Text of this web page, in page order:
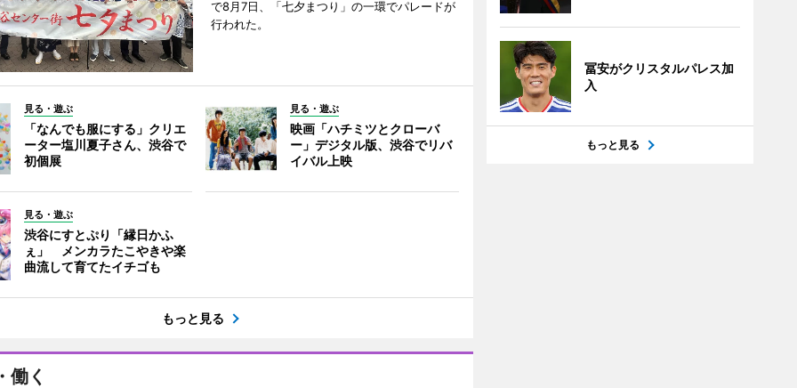
で8月7日、「七夕まつり」の一環でパレードが
行われた。
見る・遊ぶ
「なんでも服にする」クリエ
ーター塩川夏子さん、渋谷で
初個展
見る・遊ぶ
映画「ハチミツとクローバ
ー」デジタル版、渋谷でリバ
イバル上映
見る・遊ぶ
渋谷にすとぷり「縁日かふ
ぇ」 メンカラたこやきや楽
曲流して育てたイチゴも
もっと見る
働く
冨安がクリスタルパレス加
入
もっと見る